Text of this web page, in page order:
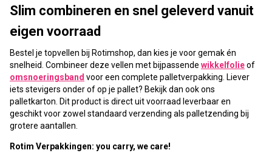
Slim combineren en snel geleverd vanuit
eigen voorraad
Bestel je topvellen bij Rotimshop, dan kies je voor gemak én
snelheid. Combineer deze vellen met bijpassende wikkelfolieof
omsnoeringsband voor een complete palletverpakking. Liever
iets stevigers onder of op je pallet? Bekijk dan ook ons
palletkarton. Dit product is direct uit voorraad leverbaar en
geschikt voor zowel standaard verzending als palletzending bij
grotere aantallen.
Rotim Verpakkingen: you carry, we care!